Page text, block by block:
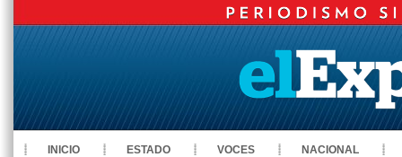
INICIO ESTADO VOCES NACIONAL